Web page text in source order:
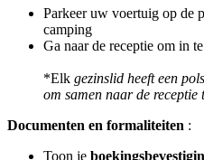
Parkeer uw voertuig op de
camping
Ga naar de receptie om in
*Elk gezinslid heeft een
om samen naar de receptie
Documenten en formaliteiten :
Toon je